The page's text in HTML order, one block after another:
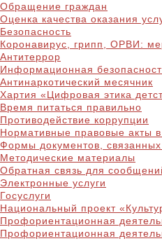
Обращение граждан
Оценка качества оказания
Безопасность
Коронавирус, грипп, ОРВИ:
Антитеррор
Информационная
Антинаркотический месячник
Хартия «Цифровая этика
Время питаться правильно
Противодействие коррупции
Нормативные правовые акты
Формы документов,
Методические материалы
Обратная связь для
Электронные услуги
Госуслуги
Национальный проект
Профориентационная
Профориентационная